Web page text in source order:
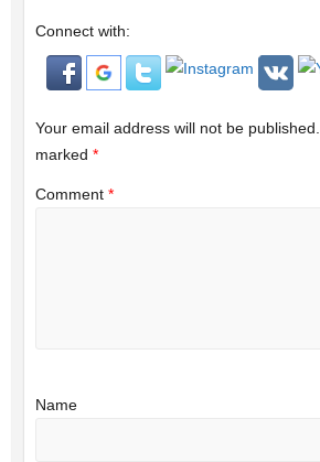
Connect with:
Your email address will not be published.
marked *
Comment *
Name